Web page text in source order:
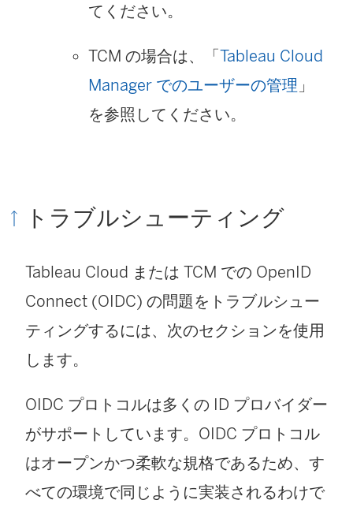
てください。
TCM の場合は、「Tableau Cloud
Manager でのユーザーの管理 」
を参照してください。
トラブルシューティング
Tableau Cloud または TCM での OpenID
Connect (OIDC) の問題をトラブルシュー
ティングするには、次のセクションを使用
します。
OIDC プロトコルは多くの ID プロバイダー
がサポートしています。OIDC プロトコル
はオープンかつ柔軟な規格であるため、す
べての環境で同じように実装されるわけで